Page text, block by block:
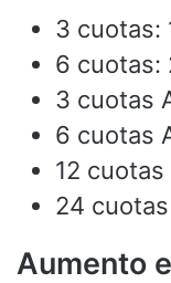
3 cuotas:
6 cuotas:
3 cuotas
6 cuotas
12 cuotas
24
Aumento